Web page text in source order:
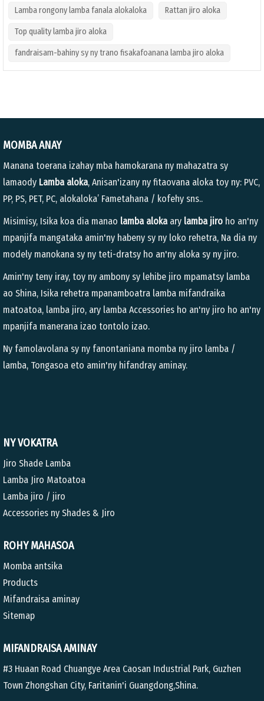
Lamba rongony lamba fanala alokaloka Rattan jiro aloka
Top quality lamba jiro aloka
fandraisam-bahiny sy ny trano fisakafoanana lamba jiro aloka
MOMBA ANAY
Manana toerana izahay mba hamokarana ny mahazatra sy
lamaody Lamba aloka, Anisan'izany ny fitaovana aloka toy ny: PVC,
PP, PS, PET, PC, alokaloka’ Fametahana / kofehy sns..
Misimisy, Isika koa dia manao lamba alokaary lamba jiro ho an'ny
mpanjifa mangataka amin'ny habeny sy ny loko rehetra, Na dia ny
modely manokana sy ny teti-dratsy ho an'ny aloka sy ny jiro.
Amin'ny teny iray, toy ny ambony sy lehibe jiro mpamatsy lamba
ao Shina, Isika rehetra mpanamboatra lamba mifandraika
matoatoa, lamba jiro, ary lamba Accessories ho an'ny jiro ho an'ny
mpanjifa manerana izao tontolo izao.
Ny famolavolana sy ny fanontaniana momba ny jiro lamba /
lamba, Tongasoa eto amin'ny hifandray aminay.
NY VOKATRA
Jiro Shade Lamba
Lamba Jiro Matoatoa
Lamba jiro / jiro
Accessories ny Shades & Jiro
ROHY MAHASOA
Momba antsika
Products
Mifandraisa aminay
Sitemap
MIFANDRAISA AMINAY
#3 Huaan Road Chuangye Area Caosan Industrial Park, Guzhen
Town Zhongshan City, Faritanin'i Guangdong,Shina.